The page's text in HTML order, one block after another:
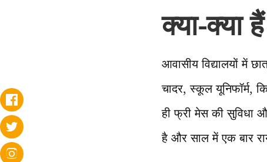
क्या-क्या
आवासीय विद्यालयों में
चादर, स्कूल यूनिफॉर्म,
ही फ्री मेस की सुविधा
है और साल में एक बार